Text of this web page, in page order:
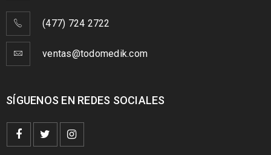
(477) 724 2722
ventas@todomedik.com
SÍGUENOS EN REDES SOCIALES